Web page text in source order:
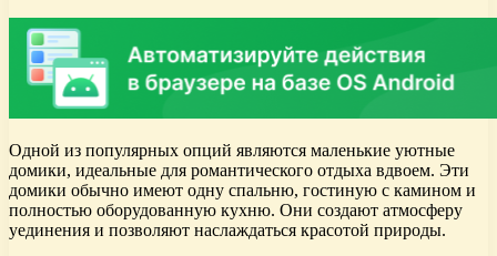
Одной из популярных опций являются маленькие уютные
домики, идеальные для романтического отдыха вдвоем. Эти
домики обычно имеют одну спальню, гостиную с камином и
полностью оборудованную кухню. Они создают атмосферу
уединения и позволяют наслаждаться красотой природы.